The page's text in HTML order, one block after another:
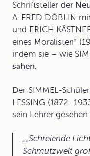
Schriftsteller der
ALFRED DÖBLIN
und ERICH
eines Moralisten“
indem sie – wie
sahen.
Der SIMMEL-
LESSING
sein Lehrer
„Schreiende
Schmutzwelt